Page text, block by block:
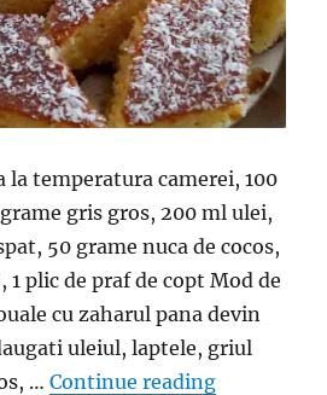
temperatura camerei, 100
gris gros, 200 ml ulei,
50 grame nuca de cocos,
1 plic de praf de copt Mod de
cu zaharul pana devin
uleiul, laptele, griul
…Continue reading“Prajitura